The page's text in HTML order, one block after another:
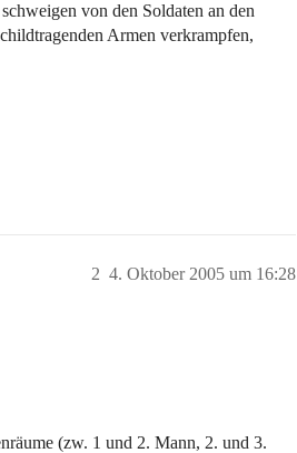
von den Soldaten an den
Armen verkrampfen,
4. Oktober 2005 um 16:28
2
(zw. 1 und 2. Mann, 2. und 3.